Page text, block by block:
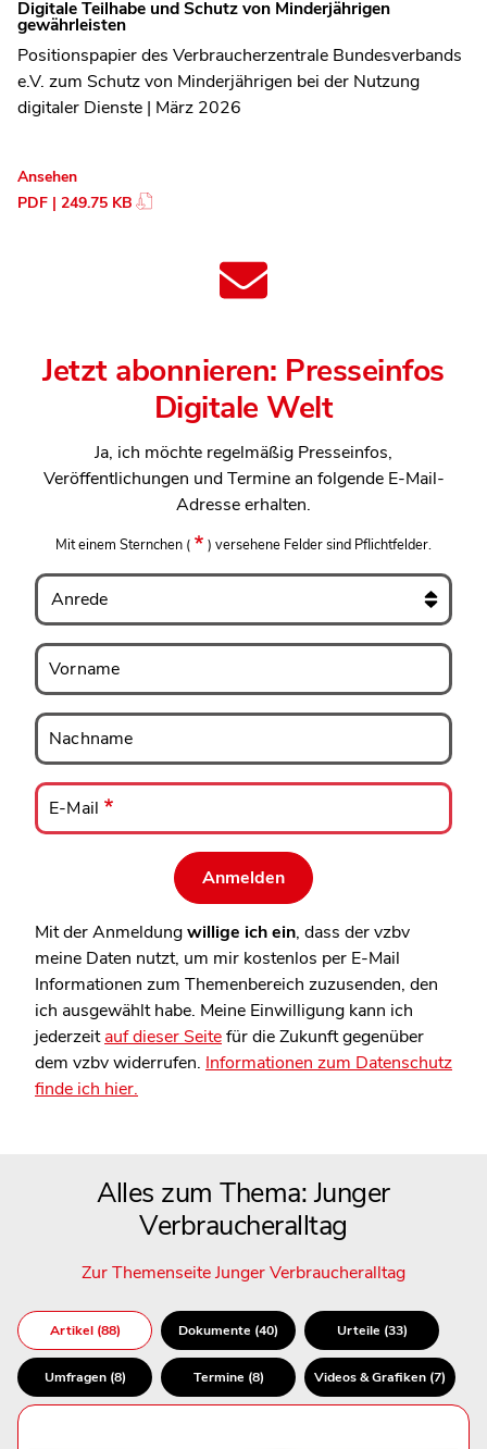
Digitale Teilhabe und Schutz von Minderjährigen
gewährleisten
Positionspapier des Verbraucherzentrale Bundesverbands
e.V. zum Schutz von Minderjährigen bei der Nutzung
digitaler Dienste | März 2026
Ansehen
PDF | 249.75 KB
Jetzt abonnieren: Presseinfos
Digitale Welt
Ja, ich möchte regelmäßig Presseinfos,
Veröffentlichungen und Termine an folgende E-Mail-
Adresse erhalten.
Mit einem Sternchen ( ) versehene Felder sind Pflichtfelder.
Anrede
Vorname
Vorname
Nachname
Nachname
E-
Mail
E-Mail
Mit der Anmeldungwillige ich ein, dass der vzbv
meine Daten nutzt, um mir kostenlos per E-Mail
Informationen zum Themenbereich zuzusenden, den
ich ausgewählt habe. Meine Einwilligung kann ich
jederzeitauf dieser Seitefür die Zukunft gegenüber
dem vzbv widerrufen. Informationen zum Datenschutz
finde ich hier.
Alles zum Thema: Junger
Verbraucheralltag
Zur Themenseite Junger Verbraucheralltag
Artikel (88) Dokumente (40) Urteile (33)
Umfragen (8) Termine (8) Videos & Grafiken (7)